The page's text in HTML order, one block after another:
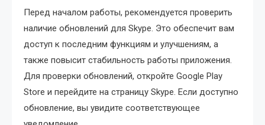
Перед началом работы, рекомендуется проверить
наличие обновлений для Skype. Это обеспечит вам
доступ к последним функциям и улучшениям, а
также повысит стабильность работы приложения.
Для проверки обновлений, откройте Google Play
Store и перейдите на страницу Skype. Если доступно
обновление, вы увидите соответствующее